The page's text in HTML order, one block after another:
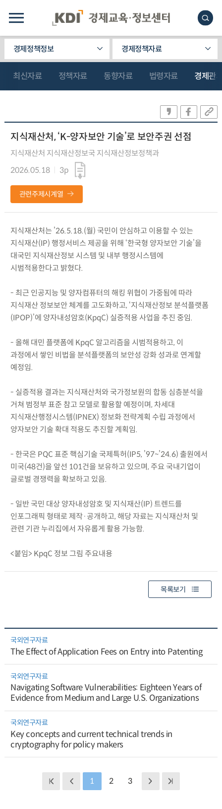
경제정책정보 경제정책자료
최신자료 정책자료 동향자료 법령자료 경제관
지식재산처, ‘K-양자보안 기술’로 보안주권 선점
지식재산처 지식재산정보국 지식재산정보정책과
2026.05.18
3p
관련주제시계열
지식재산처는 ’26.5.18.(월) 국민이 안심하고 이용할 수 있는
지식재산(IP) 행정서비스 제공을 위해 ‘한국형 양자보안 기술’을
대국민 지식재산정보 시스템 및 내부 행정시스템에
시범적용한다고 밝혔다.
- 최근 인공지능 및 양자컴퓨터의 해킹 위협이 가중됨에 따라
지식재산 정보보안 체계를 고도화하고, ‘지식재산정보 분석플랫폼
(IPOP)’에 양자내성암호(KpqC) 실증적용 사업을 추진 중임.
- 올해 대민 플랫폼에 KpqC 알고리즘을 시범적용하고, 이
과정에서 쌓인 비법을 분석플랫폼의 보안성 강화 성과로 연계할
예정임.
- 실증적용 결과는 지식재산처와 국가정보원의 합동 심층분석을
거쳐 범정부 표준 참고 모델로 활용할 예정이며, 차세대
지식재산행정시스템(IPNEX) 정보화 전략계획 수립 과정에서
양자보안 기술 확대 적용도 추진할 계획임.
- 한국은 PQC 표준 핵심기술 국제특허(IP5, ’97~’24.6) 출원에서
미국(48건)을 앞선 101건을 보유하고 있으며, 주요 국내기업이
글로벌 경쟁력을 확보하고 있음.
- 일반 국민 대상 양자내성암호 및 지식재산(IP) 트렌드를
인포그래픽 형태로 제작·공개하고, 해당 자료는 지식재산처 및
관련 기관 누리집에서 자유롭게 활용 가능함.
<붙임> KpqC 정보 그림 주요내용
목록보기
국외연구자료
The Effect of Application Fees on Entry into Patenting
국외연구자료
Navigating Software Vulnerabilities: Eighteen Years of
Evidence from Medium and Large U.S. Organizations
국외연구자료
Key concepts and current technical trends in
cryptography for policy makers
1 2 3